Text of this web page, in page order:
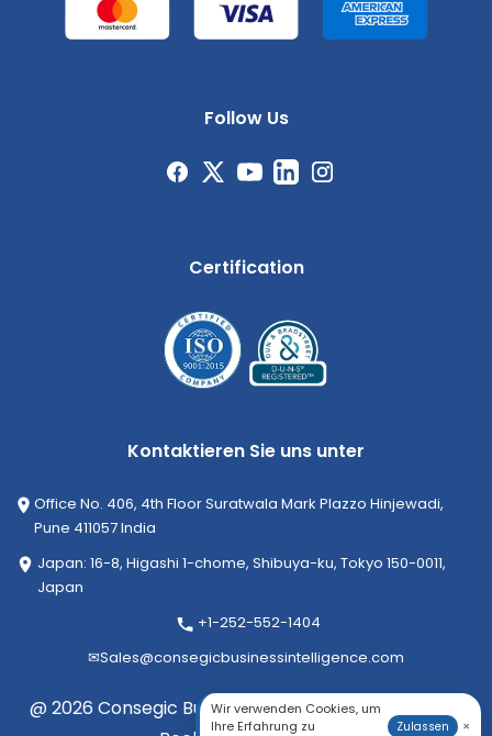
Follow Us
Certification
Kontaktieren Sie uns unter
Office No. 406, 4th Floor Suratwala Mark Plazzo Hinjewadi,
Pune 411057 India
Japan: 16-8, Higashi 1-chome, Shibuya-ku, Tokyo 150-0011,
Japan
+1-252-552-1404
✉Sales@consegicbusinessintelligence.com
@ 2026 Consegic Business Intelligence Pvt Ltd. Alle
Wir verwenden Cookies, um
Ihre Erfahrung zu
Zulassen ×